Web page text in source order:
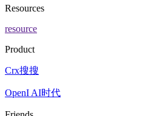
Resources
resource
Product
Crx搜搜
OpenI AI时代